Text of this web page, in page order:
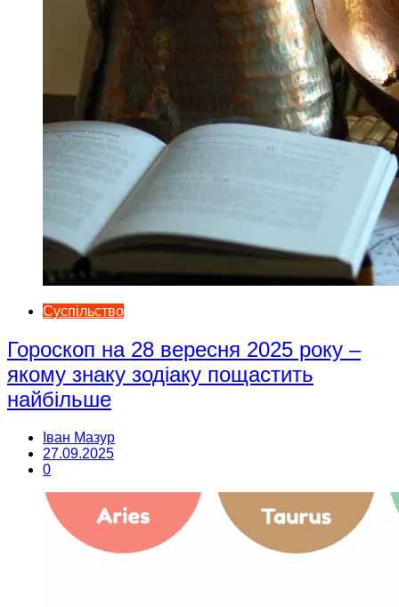
Суспільство
Гороскоп на 28 вересня 2025 року –
якому знаку зодіаку пощастить
найбільше
Іван Мазур
27.09.2025
0